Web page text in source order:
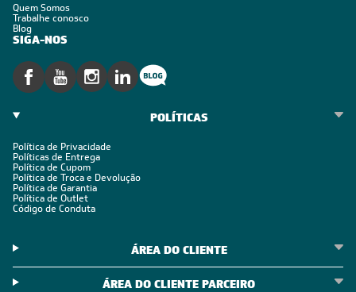
Quem Somos
Trabalhe conosco
Blog
SIGA-NOS
POLÍTICAS
Política de Privacidade
Políticas de Entrega
Política de Cupom
Política de Troca e Devolução
Política de Garantia
Política de Outlet
Código de Conduta
ÁREA DO CLIENTE
ÁREA DO CLIENTE PARCEIRO